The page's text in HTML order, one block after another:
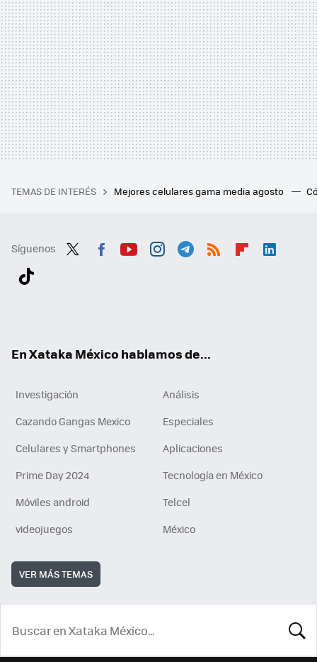
TEMAS DE INTERÉS Mejores celulares gama media agosto
Síguenos
En Xataka México hablamos de...
Investigación
Análisis
Cazando Gangas Mexico
Especiales
Celulares y Smartphones
Aplicaciones
Prime Day 2024
Tecnología en México
Móviles android
Telcel
videojuegos
México
VER MÁS TEMAS